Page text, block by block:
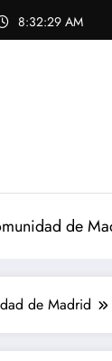
8:32:30 AM
de
de Madrid